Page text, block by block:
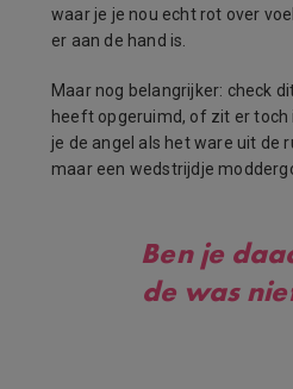
waar je je nou echt rot over
er aan de hand is.
Maar nog belangrijker: check
heeft opgeruimd, of zit er toch
je de angel als het ware uit de
maar een wedstrijdje
Ben je
de was